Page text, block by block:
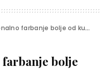
farbanje bolje od kućnog?
bolje